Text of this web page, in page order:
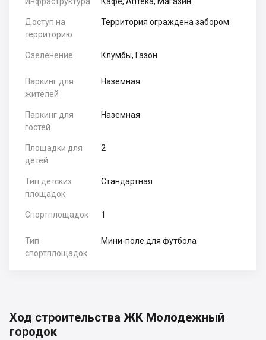
Доступ на
территорию
Территория ограждена забором
Озеленение Клумбы, Газон
Паркинг для
жителей
Наземная
Паркинг для
гостей
Наземная
Площадки для
детей
2
Тип детских
площадок
Стандартная
Спортплощадок 1
Тип
спортплощадок
Мини-поле для футбола
Ход строительства ЖК Молодежный
городок